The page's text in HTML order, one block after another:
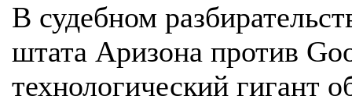
В судебном
штата Аризона против
технологический гигант